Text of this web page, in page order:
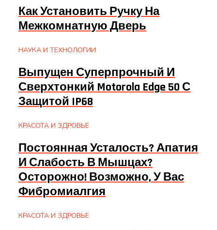
Как Установить Ручку На
Межкомнатную Дверь
НАУКА И ТЕХНОЛОГИИ
Выпущен Суперпрочный И
Сверхтонкий Motorola Edge 50 С
Защитой IP68
КРАСОТА И ЗДРОВЬЕ
Постоянная Усталость? Апатия
И Слабость В Мышцах?
Осторожно! Возможно, У Вас
Фибромиалгия
КРАСОТА И ЗДРОВЬЕ